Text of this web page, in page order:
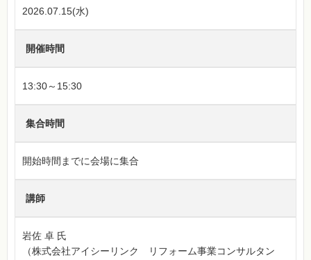
2026.07.15(水)
開催時間
13:30～15:30
集合時間
開始時間までに会場に集合
講師
岩佐 卓 氏
（株式会社アイシーリンク リフォーム事業コンサルタン